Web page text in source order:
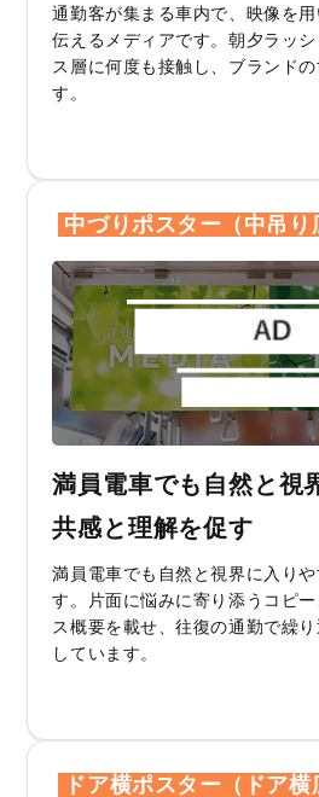
通勤客が集まる車内で、映像を
伝えるメディアです。朝夕ラッ
ス層に何度も接触し、ブランド
す。
中づりポスター（中吊り
満員電車でも自然と視
共感と理解を促す
満員電車でも自然と視界に入り
す。片面に悩みに寄り添うコピ
ス概要を載せ、往復の通勤で繰
しています。
ドア横ポスター（ドア横